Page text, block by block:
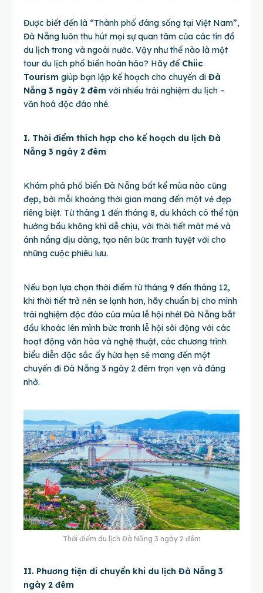
Được biết đến là “Thành phố đáng sống tại Việt Nam”,
Đà Nẵng luôn thu hút mọi sự quan tâm của các tín đồ
du lịch trong và ngoài nước. Vậy như thế nào là một
tour du lịch phố biển hoàn hảo? Hãy để Chiic
Tourism giúp bạn lập kế hoạch cho chuyến đi Đà
Nẵng 3 ngày 2 đêm với nhiều trải nghiệm du lịch –
văn hoá độc đáo nhé.
I. Thời điểm thích hợp cho kế hoạch du lịch Đà
Nẵng 3 ngày 2 đêm
Khám phá phố biển Đà Nẵng bất kể mùa nào cũng
đẹp, bởi mỗi khoảng thời gian mang đến một vẻ đẹp
riêng biệt. Từ tháng 1 đến tháng 8, du khách có thể tận
hưởng bầu không khí dễ chịu, với thời tiết mát mẻ và
ánh nắng dịu dàng, tạo nên bức tranh tuyệt vời cho
những cuộc phiêu lưu.
Nếu bạn lựa chọn thời điểm từ tháng 9 đến tháng 12,
khi thời tiết trở nên se lạnh hơn, hãy chuẩn bị cho mình
trải nghiệm độc đáo của mùa lễ hội nhé! Đà Nẵng bắt
đầu khoác lên mình bức tranh lễ hội sôi động với các
hoạt động văn hóa và nghệ thuật, các chương trình
biểu diễn đặc sắc ấy hứa hẹn sẽ mang đến một
chuyến đi Đà Nẵng 3 ngày 2 đêm trọn vẹn và đáng
nhớ.
Thời điểm du lịch Đà Nẵng 3 ngày 2 đêm
II. Phương tiện di chuyển khi du lịch Đà Nẵng 3
ngày 2 đêm